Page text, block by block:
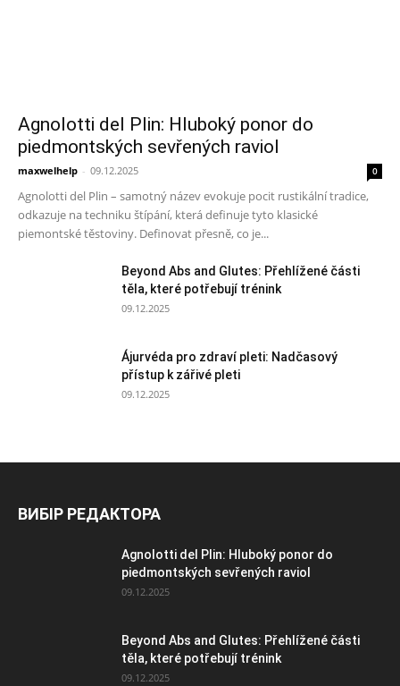
Agnolotti del Plin: Hluboký ponor do
piedmontských sevřených raviol
maxwelhelp - 09.12.2025 0
Agnolotti del Plin – samotný název evokuje pocit rustikální tradice,
odkazuje na techniku štípání, která definuje tyto klasické
piemontské těstoviny. Definovat přesně, co je...
Beyond Abs and Glutes: Přehlížené části
těla, které potřebují trénink
09.12.2025
Ájurvéda pro zdraví pleti: Nadčasový
přístup k zářivé pleti
09.12.2025
ВИБІР РЕДАКТОРА
Agnolotti del Plin: Hluboký ponor do
piedmontských sevřených raviol
09.12.2025
Beyond Abs and Glutes: Přehlížené části
těla, které potřebují trénink
09.12.2025